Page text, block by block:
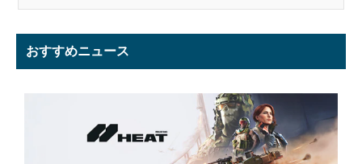
おすすめニュース